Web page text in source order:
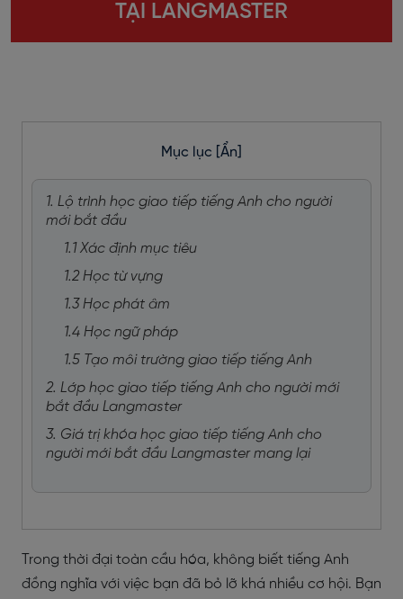
TẠI LANGMASTER
Mục lục [Ẩn]
1. Lộ trình học giao tiếp tiếng Anh cho người
mới bắt đầu
1.1 Xác định mục tiêu
1.2 Học từ vựng
1.3 Học phát âm
1.4 Học ngữ pháp
1.5 Tạo môi trường giao tiếp tiếng Anh
2. Lớp học giao tiếp tiếng Anh cho người mới
bắt đầu Langmaster
3. Giá trị khóa học giao tiếp tiếng Anh cho
người mới bắt đầu Langmaster mang lại
Trong thời đại toàn cầu hóa, không biết tiếng Anh
đồng nghĩa với việc bạn đã bỏ lỡ khá nhiều cơ hội. Bạn